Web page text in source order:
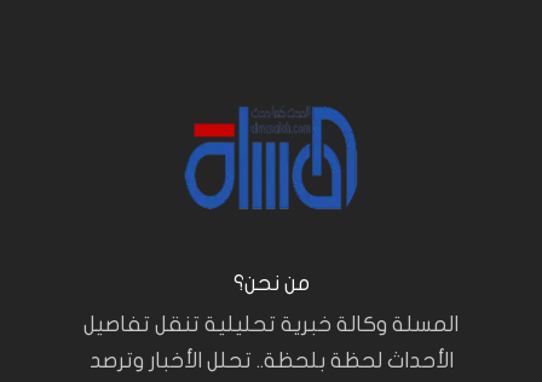
من نحن؟
المسلة وكالة خبرية تحليلية تنقل تفاصيل
الأحداث لحظة بلحظة.. تحلل الأخبار وترصد